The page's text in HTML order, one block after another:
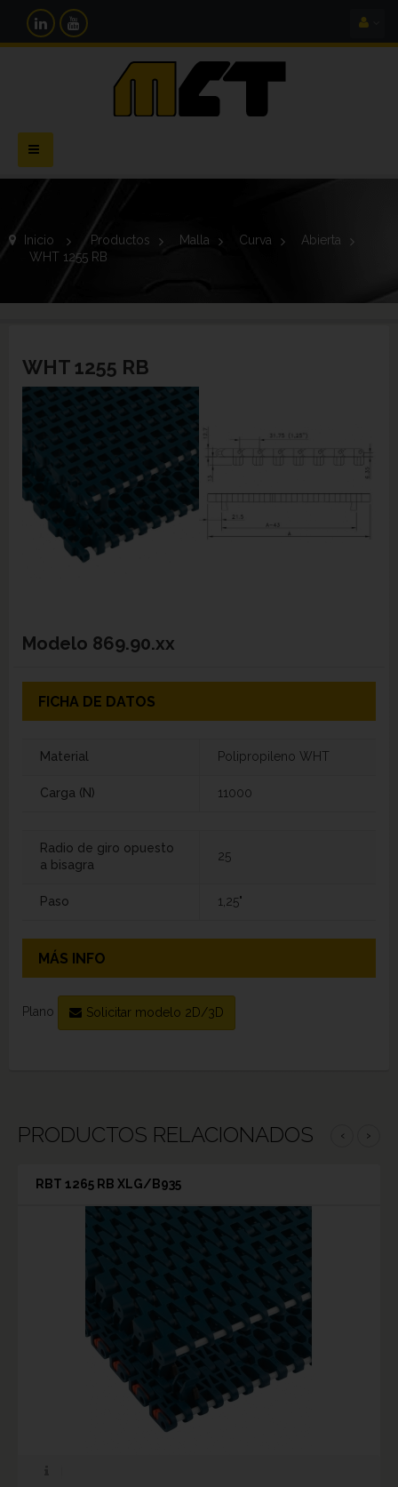
Navegación
Toggle
Inicio > Productos > Malla > Curva >
Abierta
WHT 1255 RB
WHT 1255 RB
Modelo 869.90.xx
FICHA DE DATOS
Material Polipropileno WHT
Carga (N) 11000
Radio de giro opuesto
a bisagra
25
Paso 1,25"
MÁS INFO
Plano Solicitar modelo 2D/3D
PRODUCTOS RELACIONADOS ‹ ›
RBT 1265 RB XLG/B935